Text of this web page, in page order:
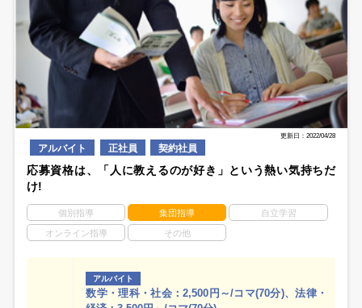
更新日：2022/04/28
アルバイト 正社員 契約社員
応募資格は、「人に教えるのが好き」という熱い気持ちだ
け!
個別指導 集団指導 自立学習
オンライン指導 その他
アルバイト
数学・理科・社会：2,500円～/コマ(70分)、法律・